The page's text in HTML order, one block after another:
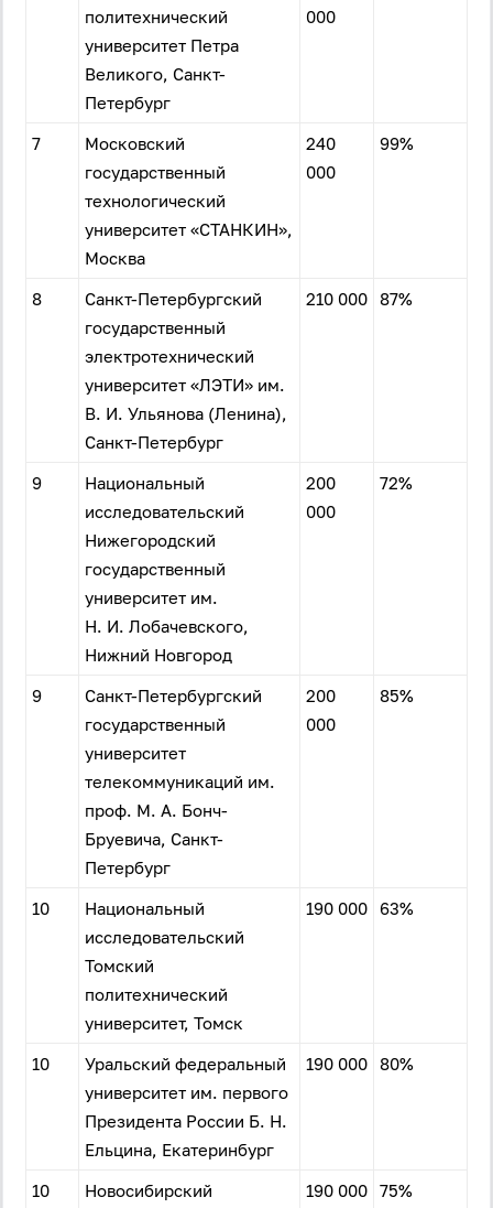
политехнический
университет Петра
Великого, Санкт-
Петербург
000
7
Московский
государственный
технологический
университет «СТАНКИН»,
Москва
240
000
99%
8
Санкт-Петербургский
государственный
электротехнический
университет «ЛЭТИ» им.
В. И. Ульянова (Ленина),
Санкт-Петербург
210 000 87%
9
Национальный
исследовательский
Нижегородский
государственный
университет им.
Н. И. Лобачевского,
Нижний Новгород
200
000
72%
9
Санкт-Петербургский
государственный
университет
телекоммуникаций им.
проф. М. А. Бонч-
Бруевича, Санкт-
Петербург
200
000
85%
10
Национальный
исследовательский
Томский
политехнический
университет, Томск
190 000 63%
10
Уральский федеральный
университет им. первого
Президента России Б. Н.
Ельцина, Екатеринбург
190 000 80%
10 Новосибирский 190 000 75%